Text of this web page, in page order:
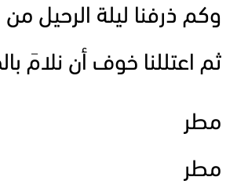
وكم ذرفنا ليلة الرحيل
ثم اعتللنا خوف أن نلامَ
مطر
مطر